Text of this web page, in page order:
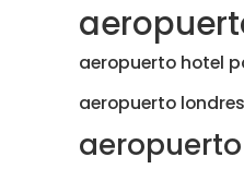
aeropuerto hotel
aeropuerto londres